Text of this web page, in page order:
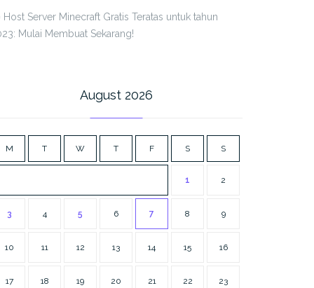
Host Server Minecraft Gratis Teratas untuk tahun
Mulai Membuat Sekarang!
August 2026
M T W T F S S
1 2
3 4 5 6 7 8 9
10 11 12 13 14 15 16
17 18 19 20 21 22 23